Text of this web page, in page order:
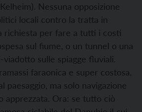
Nessuna opposizione
locali contro la tratta in
richiesta per fare a tutti i costi
sul fiume, o un tunnel o una
viadotto sulle spiagge fluviali.
faraonica e super costosa,
paesaggio, ma solo navigazione
apprezzata. Ora: se tutto ciò